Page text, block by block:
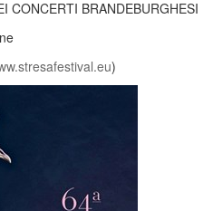
CONCERTI BRANDEBURGHESI
)